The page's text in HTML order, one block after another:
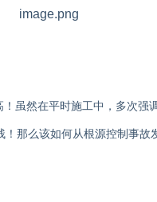
！虽然在平时施工中，多次强
！那么该如何从根源控制事故